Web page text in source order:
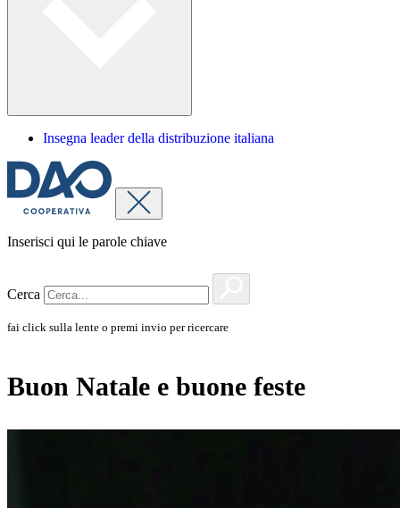
Insegna leader della distribuzione italiana
Inserisci qui le parole chiave
Cerca
fai click sulla lente o premi invio per ricercare
Buon Natale e buone feste